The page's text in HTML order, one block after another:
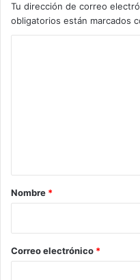
Tu dirección de correo
obligatorios están marcados
r
*
Nombre *
Correo electrónico *